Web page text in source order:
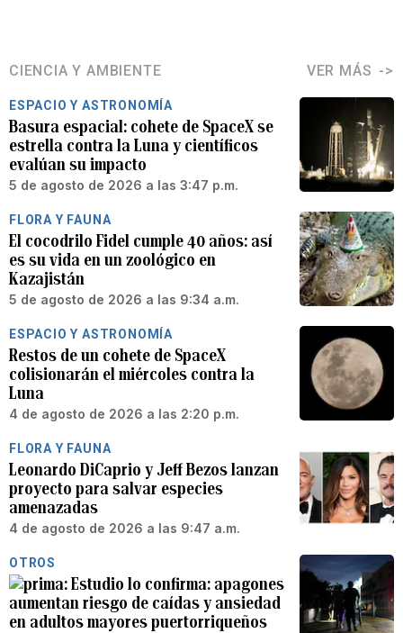
CIENCIA Y AMBIENTE VER MÁS
ESPACIO Y ASTRONOMÍA
Basura espacial: cohete de SpaceX se
estrella contra la Luna y científicos
evalúan su impacto
5 de agosto de 2026 a las 3:47 p.m.
FLORA Y FAUNA
El cocodrilo Fidel cumple 40 años: así
es su vida en un zoológico en
Kazajistán
5 de agosto de 2026 a las 9:34 a.m.
ESPACIO Y ASTRONOMÍA
Restos de un cohete de SpaceX
colisionarán el miércoles contra la
Luna
4 de agosto de 2026 a las 2:20 p.m.
FLORA Y FAUNA
Leonardo DiCaprio y Jeff Bezos lanzan
proyecto para salvar especies
amenazadas
4 de agosto de 2026 a las 9:47 a.m.
OTROS
Estudio lo confirma: apagones
aumentan riesgo de caídas y ansiedad
en adultos mayores puertorriqueños